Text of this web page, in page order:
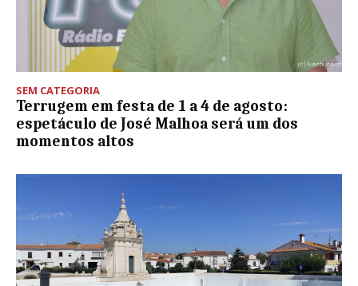
SEM CATEGORIA
Terrugem em festa de 1 a 4 de agosto:
espetáculo de José Malhoa será um dos
momentos altos